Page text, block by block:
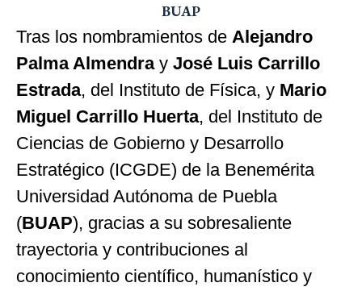
BUAP
Tras los nombramientos de Alejandro
Palma Almendray José Luis Carrillo
Estrada, del Instituto de Física, y Mario
Miguel Carrillo Huerta, del Instituto de
Ciencias de Gobierno y Desarrollo
Estratégico (ICGDE) de la Benemérita
Universidad Autónoma de Puebla
(BUAP), gracias a su sobresaliente
trayectoria y contribuciones al
conocimiento científico, humanístico y